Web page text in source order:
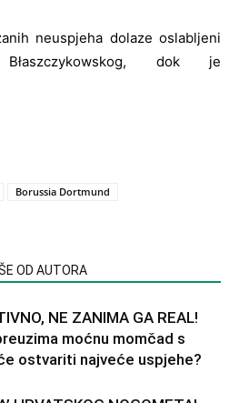
neuspjeha dolaze oslabljeni
Błaszczykowskog, dok je
Borussia Dortmund
OD AUTORA
NE ZANIMA GA REAL!
moćnu momčad s
ostvariti najveće uspjehe?